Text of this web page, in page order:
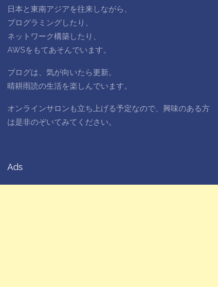
日本と東南アジアを往来しながら、
プログラミングしたり、
ネットワーク構築したり、
AWSをもてあそんでいます。
ブログは、気が向いたら更新。
晴耕雨読の生活を楽しんでいます。
オンラインサロンも立ち上げる予定なので、興味のある方
は是非のぞいてみてください。
Ads